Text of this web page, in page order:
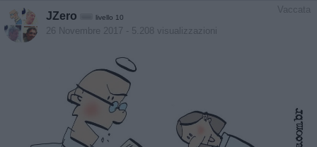
Vaccata
JZero livello 10
26 Novembre 2017 - 5.208 visualizzazioni